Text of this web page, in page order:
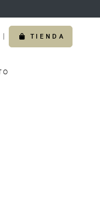
| TIENDA